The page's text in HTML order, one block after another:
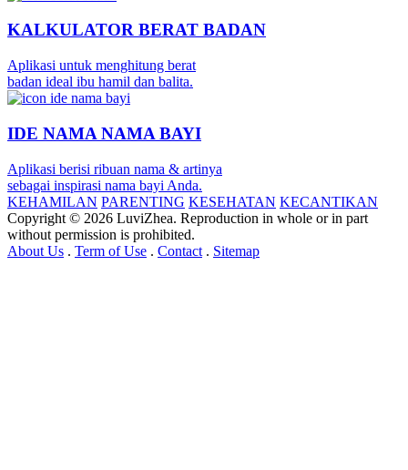
KALKULATOR BERAT BADAN
Aplikasi untuk menghitung berat
badan ideal ibu hamil dan balita.
IDE NAMA NAMA BAYI
Aplikasi berisi ribuan nama & artinya
sebagai inspirasi nama bayi Anda.
KEHAMILAN PARENTING KESEHATAN KECANTIKAN
Copyright © 2026 LuviZhea. Reproduction in whole or in part
without permission is prohibited.
About Us . Term of Use . Contact . Sitemap